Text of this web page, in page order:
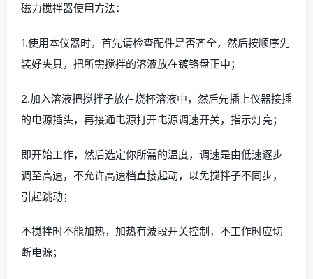
磁力搅拌器使用方法：
1.使用本仪器时，首先请检查配件是否齐全，然后按顺序先
装好夹具，把所需搅拌的溶液放在镀铬盘正中；
2.加入溶液把搅拌子放在烧杯溶液中，然后先插上仪器接插
的电源插头，再接通电源打开电源调速开关，指示灯亮；
即开始工作，然后选定你所需的温度，调速是由低速逐步
调至高速，不允许高速档直接起动，以免搅拌子不同步，
引起跳动；
不搅拌时不能加热，加热有波段开关控制，不工作时应切
断电源；